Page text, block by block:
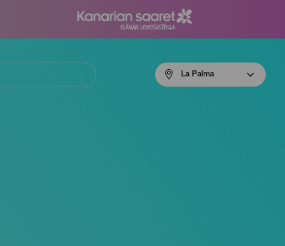
La Palma